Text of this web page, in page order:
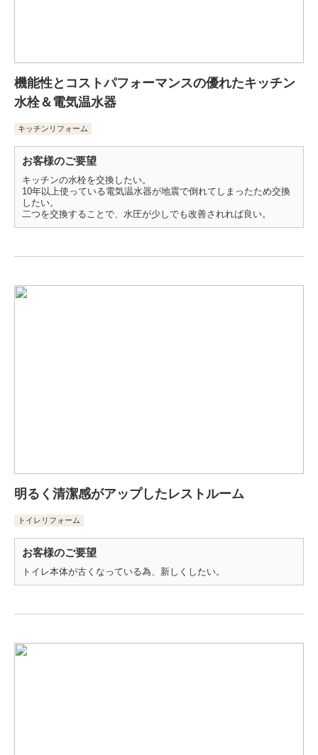
機能性とコストパフォーマンスの優れたキッチン
水栓＆電気温水器
キッチンリフォーム
お客様のご要望
キッチンの水栓を交換したい。
10年以上使っている電気温水器が地震で倒れてしまったため交換
したい。
二つを交換することで、水圧が少しでも改善されれば良い。
明るく清潔感がアップしたレストルーム
トイレリフォーム
お客様のご要望
トイレ本体が古くなっている為、新しくしたい。